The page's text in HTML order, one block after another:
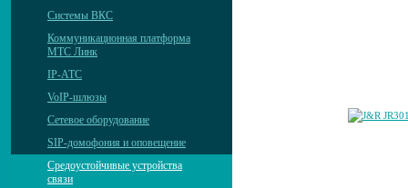
Системы ВКС
Коммуникационная платформа
МТС Линк
IP-АТС
VoIP-шлюзы
Сетевое оборудование
SIP-домофония и оповещение
Средоустойчивые устройства
связи